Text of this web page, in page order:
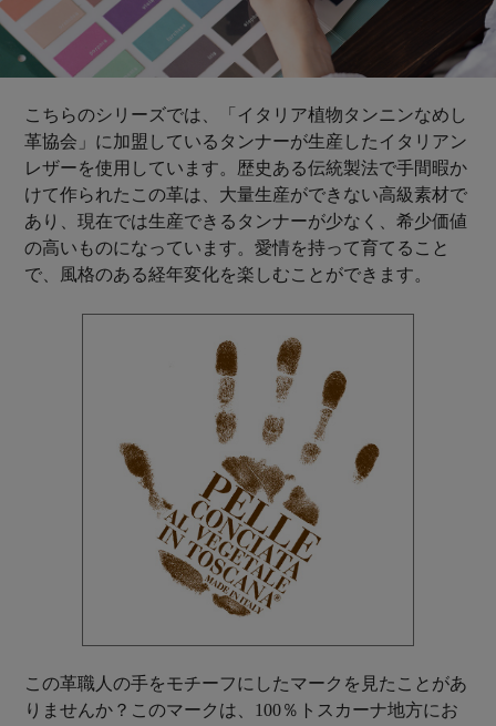
こちらのシリーズでは、「イタリア植物タンニンなめし
革協会」に加盟しているタンナーが生産したイタリアン
レザーを使用しています。歴史ある伝統製法で手間暇か
けて作られたこの革は、大量生産ができない高級素材で
あり、現在では生産できるタンナーが少なく、希少価値
の高いものになっています。愛情を持って育てること
で、風格のある経年変化を楽しむことができます。
この革職人の手をモチーフにしたマークを見たことがあ
りませんか？このマークは、100％トスカーナ地方にお